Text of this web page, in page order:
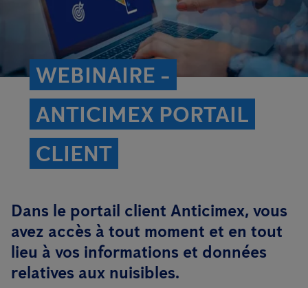
WEBINAIRE -
ANTICIMEX PORTAIL
CLIENT
Dans le portail client Anticimex, vous
avez accès à tout moment et en tout
lieu à vos informations et données
relatives aux nuisibles.